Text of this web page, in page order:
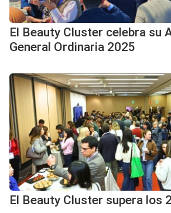
El Beauty Cluster celebra su
General Ordinaria 2025
El Beauty Cluster supera los